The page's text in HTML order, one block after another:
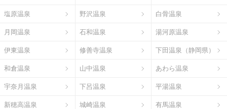
塩原温泉 野沢温泉 白骨温泉
月岡温泉 石和温泉 湯河原温泉
伊東温泉 修善寺温泉 下田温泉（静岡県）
和倉温泉 山中温泉 あわら温泉
宇奈月温泉 下呂温泉 平湯温泉
新穂高温泉 城崎温泉 有馬温泉